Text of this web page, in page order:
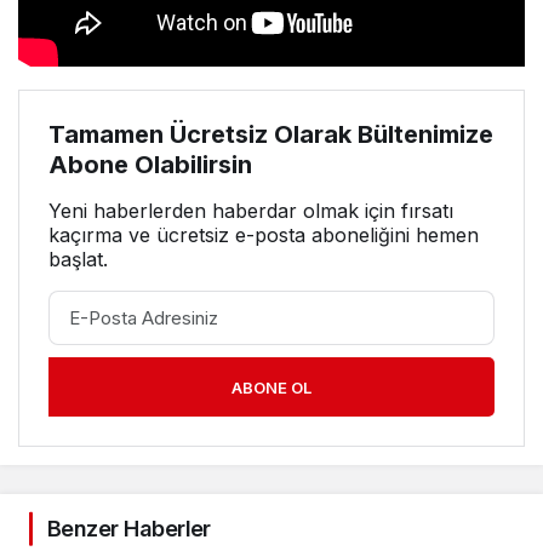
Tamamen Ücretsiz Olarak Bültenimize
Abone Olabilirsin
Yeni haberlerden haberdar olmak için fırsatı
kaçırma ve ücretsiz e-posta aboneliğini hemen
başlat.
ABONE OL
Benzer Haberler